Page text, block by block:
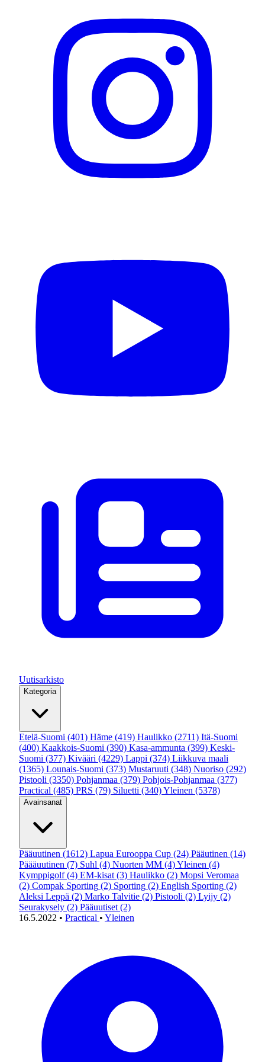
Uutisarkisto
Kategoria
Etelä-Suomi (401) Häme (419) Haulikko (2711) Itä-Suomi
(400) Kaakkois-Suomi (390) Kasa-ammunta (399) Keski-
Suomi (377) Kivääri (4229) Lappi (374) Liikkuva maali
(1365) Lounais-Suomi (373) Mustaruuti (348) Nuoriso (292)
Pistooli (3350) Pohjanmaa (379) Pohjois-Pohjanmaa (377)
Practical (485) PRS (79) Siluetti (340)Yleinen (5378)
Avainsanat
Pääuutinen (1612) Lapua Eurooppa Cup (24) Pääutinen (14)
Päääuutinen (7) Suhl (4) Nuorten MM (4)Yleinen (4)
Kymppigolf (4) EM-kisat (3) Haulikko (2) Mopsi Veromaa
(2) Compak Sporting (2) Sporting (2) English Sporting (2)
Aleksi Leppä (2) Marko Talvitie (2) Pistooli (2) Lyijy (2)
Seurakysely (2) Pääuutiset (2)
16.5.2022 • Practical • Yleinen